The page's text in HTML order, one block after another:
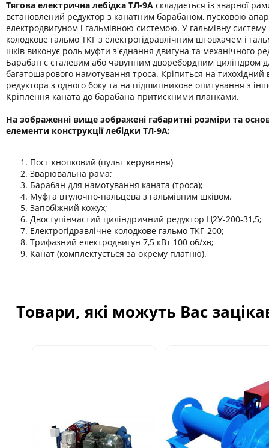
Тягова електрична лебідка ТЛ-9А складається із зварної
встановлений редуктор з канатним барабаном, пусковою
електродвигуном і гальмівною системою. У гальмівну систему
колодкове гальмо ТКГ з електрогідравлічним штовхачем і
шків виконує роль муфти з'єднання двигуна та механічного
Барабан є сталевим або чавунним дворебордним циліндром
багатошарового намотування троса. Кріпиться на тихохідний
редуктора з одного боку та на підшипникове опитування з
Кріплення каната до барабана притискними планками.
На зображенні вище зображені габаритні розміри та
елементи конструкції лебідки ТЛ-9А:
Пост кнопковий (пульт керування)
Зварювальна рама;
Барабан для намотування каната (троса);
Муфта втулочно-пальцева з гальмівним шківом.
Запобіжний кожух;
Двоступінчастий циліндричний редуктор Ц2У-200-31,5;
Електрогідравлічне колодкове гальмо ТКГ-200;
Трифазний електродвигун 7,5 кВт 100 об/хв;
Канат (комплектується за окрему платню).
Товари, які можуть Вас